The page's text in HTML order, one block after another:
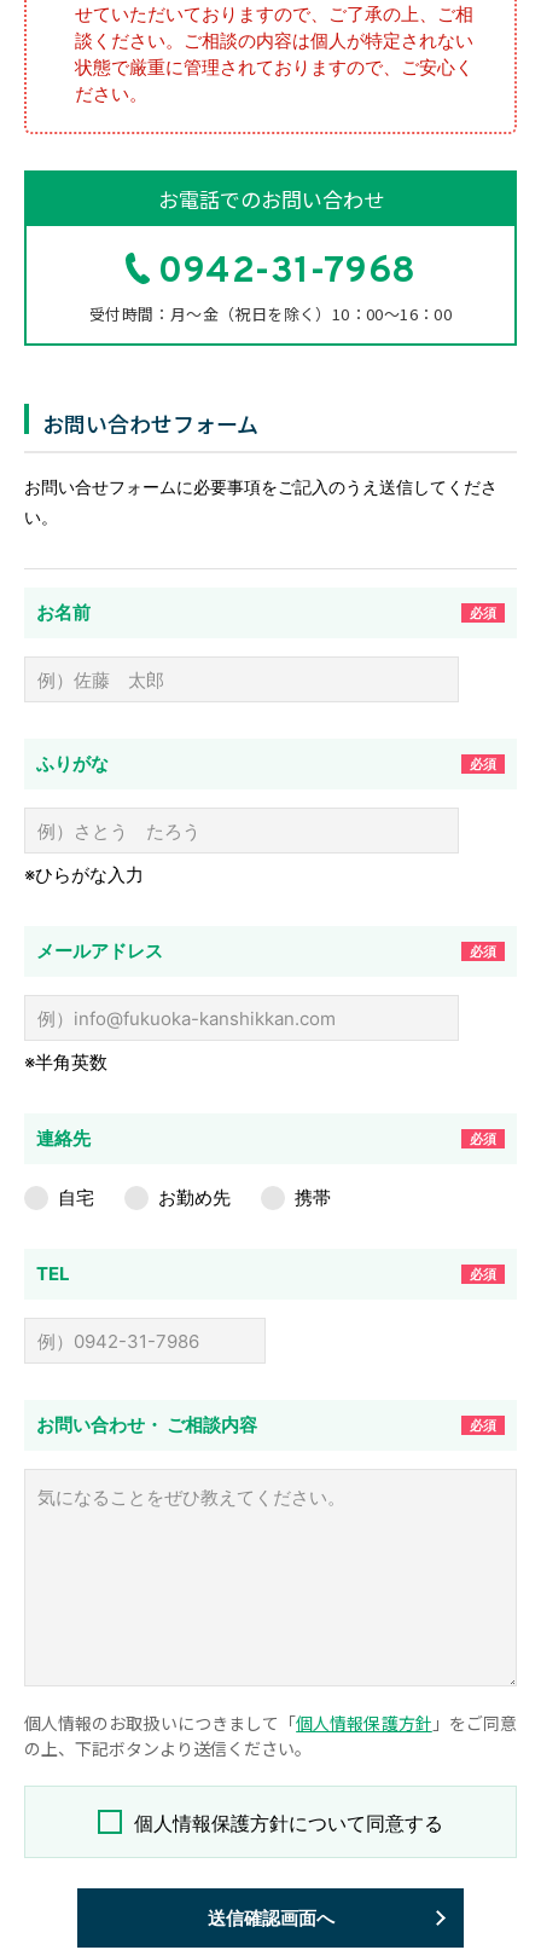
せていただいておりますので、ご了承の上、ご相
談ください。ご相談の内容は個人が特定されない
状態で厳重に管理されておりますので、ご安心く
ださい。
お電話でのお問い合わせ
0942-31-7968
受付時間：月～金（祝日を除く）10：00～16：00
お問い合わせフォーム
お問い合せフォームに必要事項をご記入のうえ送信してくださ
い。
お名前 必須
ふりがな 必須
※ひらがな入力
メールアドレス 必須
※半角英数
連絡先 必須
自宅 お勤め先 携帯
TEL 必須
お問い合わせ・ ご相談内容 必須
個人情報のお取扱いにつきまして「個人情報保護方針 」をご同意
の上、下記ボタンより送信ください。
個人情報保護方針について同意する
送信確認画面へ